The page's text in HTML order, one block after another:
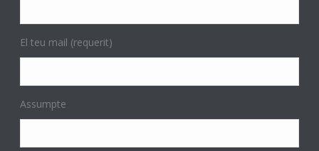
El teu mail (requerit)
Assumpte